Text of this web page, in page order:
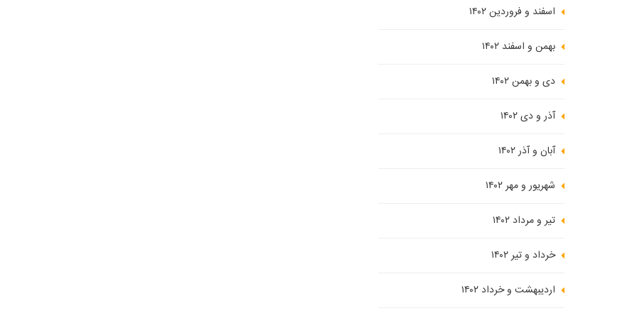
اسفند و فروردین ۱۴۰۲
بهمن و اسفند ۱۴۰۲
دی و بهمن ۱۴۰۲
آذر و دی ۱۴۰۲
آبان و آذر ۱۴۰۲
شهریور و مهر ۱۴۰۲
تیر و مرداد ۱۴۰۲
خرداد و تیر ۱۴۰۲
اردیبهشت و خرداد ۱۴۰۲